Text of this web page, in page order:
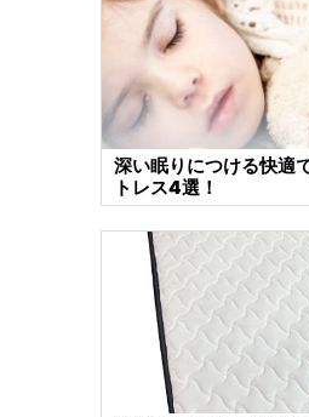
深い眠りにつける快適
トレス4選！